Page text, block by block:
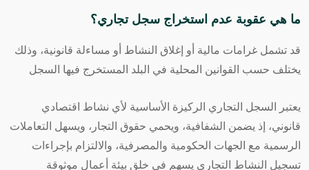
ما هي عقوبة عدم استخراج سجل تجاري؟
قد تشمل غرامات مالية أو إغلاق النشاط أو مساءلة قانونية، وذلك
يختلف حسب القوانين المحلية في البلد المستخرج فيها السجل
يعتبر السجل التجاري الركيزة الأساسية لأي نشاط اقتصادي
قانوني، إذ يضمن الشفافية، ويحمي حقوق التجار، ويسهل التعاملات
الرسمية مع الجهات الحكومية والمصرفية، والالتزام بإجراءات
تسجيل النشاط التجاري يسهم في خلق بيئة أعمال موثوقة